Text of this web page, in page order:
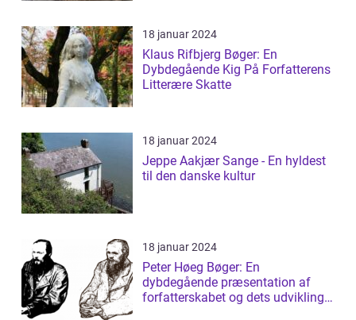
18 januar 2024
Klaus Rifbjerg Bøger: En
Dybdegående Kig På Forfatterens
Litterære Skatte
18 januar 2024
Jeppe Aakjær Sange - En hyldest
til den danske kultur
18 januar 2024
Peter Høeg Bøger: En
dybdegående præsentation af
forfatterskabet og dets udvikling